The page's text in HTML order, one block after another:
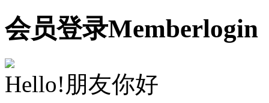
会员登录Memberlogin
Hello!朋友你好